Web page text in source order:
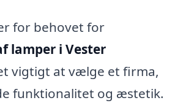
for behovet for
lamper i Vester
vigtigt at vælge et firma,
funktionalitet og æstetik.